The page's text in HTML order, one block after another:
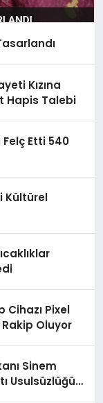
Kızına
Hapis Talebi
Etti 540
Kültürel
Cihazı Pixel
Oluyor
Sinem
Usulsüzlüğü